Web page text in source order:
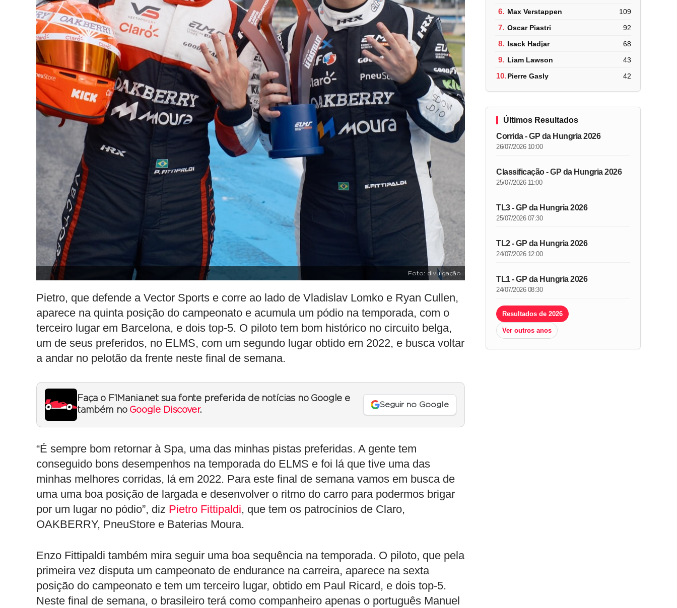
Foto: divulgação
Pietro, que defende a Vector Sports e corre ao lado de Vladislav Lomko e Ryan Cullen,
aparece na quinta posição do campeonato e acumula um pódio na temporada, com o
terceiro lugar em Barcelona, e dois top-5. O piloto tem bom histórico no circuito belga,
um de seus preferidos, no ELMS, com um segundo lugar obtido em 2022, e busca voltar
a andar no pelotão da frente neste final de semana.
Faça o F1Mania.net sua fonte preferida de notícias no Google e
também no Google Discover.
Seguir no Google
“É sempre bom retornar à Spa, uma das minhas pistas preferidas. A gente tem
conseguido bons desempenhos na temporada do ELMS e foi lá que tive uma das
minhas melhores corridas, lá em 2022. Para este final de semana vamos em busca de
uma uma boa posição de largada e desenvolver o ritmo do carro para podermos brigar
por um lugar no pódio”, diz Pietro Fittipaldi, que tem os patrocínios de Claro,
OAKBERRY, PneuStore e Baterias Moura.
Enzo Fittipaldi também mira seguir uma boa sequência na temporada. O piloto, que pela
primeira vez disputa um campeonato de endurance na carreira, aparece na sexta
posição do campeonato e tem um terceiro lugar, obtido em Paul Ricard, e dois top-5.
Neste final de semana, o brasileiro terá como companheiro apenas o português Manuel
6. Max Verstappen 109
7. Oscar Piastri 92
8. Isack Hadjar 68
9. Liam Lawson 43
10.Pierre Gasly 42
Últimos Resultados
Corrida - GP da Hungria 2026
26/07/2026 10:00
Classificação - GP da Hungria 2026
25/07/2026 11:00
TL3 - GP da Hungria 2026
25/07/2026 07:30
TL2 - GP da Hungria 2026
24/07/2026 12:00
TL1 - GP da Hungria 2026
24/07/2026 08:30
Resultados de 2026
Ver outros anos